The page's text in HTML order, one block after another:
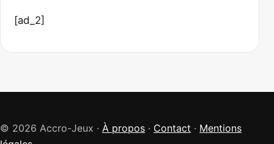
[ad_2]
© 2026 Accro-Jeux · À propos · Contact · Mentions